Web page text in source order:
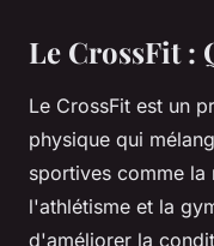
Le CrossFit :
Le CrossFit est un
physique qui
sportives comme la
l'athlétisme et la
d'améliorer la